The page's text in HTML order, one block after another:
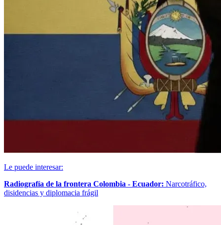
Le puede interesar:
Radiografía de la frontera Colombia - Ecuador: Narcotráfico,
disidencias y diplomacia frágil